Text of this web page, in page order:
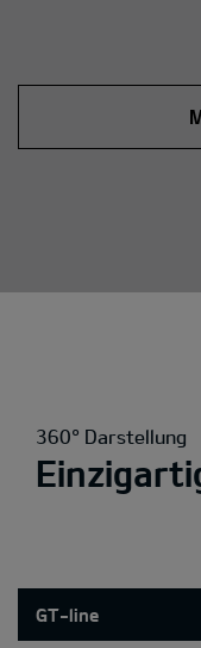
360° Darstellung
GT-line